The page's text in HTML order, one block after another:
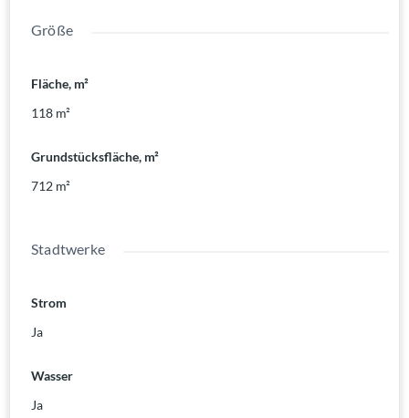
Größe
Fläche, m²
118 m²
Grundstücksfläche, m²
712 m²
Stadtwerke
Strom
Ja
Wasser
Ja